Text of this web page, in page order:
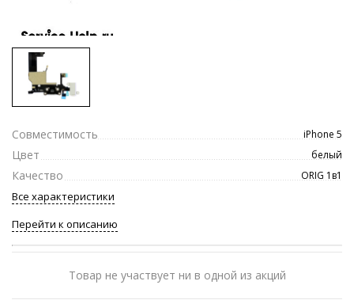
Совместимость iPhone 5
Цвет белый
Качество ORIG 1в1
Все характеристики
Перейти к описанию
Товар не участвует ни в одной из акций